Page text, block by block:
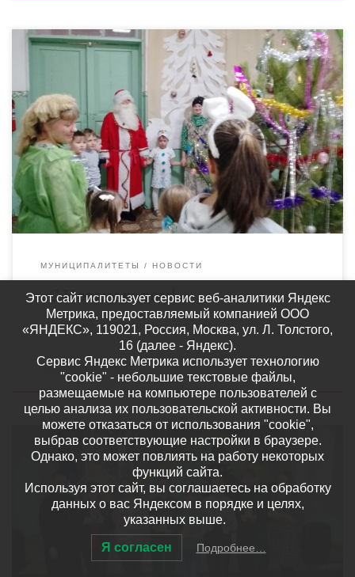
22 декабря 2022 года в МБОУДО «Дом детского творчества»
Уметского района прошла игровая программа «С Новым
годом!». Сказочные персонажи: Леший, Кикимора, Снеговик,
Гном, Баба Яга, […]
МУНИЦИПАЛИТЕТЫ НОВОСТИ
«С Новым годом!»
Уметский муниципальный округ
Опубликовано23.12.2022
22 декабря в Доме детского творчества состоялось
очередное занятие в региональной школе проектно-
исследовательских технологий в сфере краеведения
«Наследники традиций». Ребята познакомились с методикой
проведения экскурсии […]
Этот сайт использует сервис веб-аналитики Яндекс
Метрика, предоставляемый компанией ООО
«ЯНДЕКС», 119021, Россия, Москва, ул. Л. Толстого,
16 (далее - Яндекс).
Сервис Яндекс Метрика использует технологию
"cookie" - небольшие текстовые файлы,
размещаемые на компьютере пользователей с
целью анализа их пользовательской активности. Вы
можете отказаться от использования "cookie",
выбрав соответствующие настройки в браузере.
Однако, это может повлиять на работу некоторых
функций сайта.
Используя этот сайт, вы соглашаетесь на обработку
данных о вас Яндексом в порядке и целях,
указанных выше.
Я согласен Подробнее…